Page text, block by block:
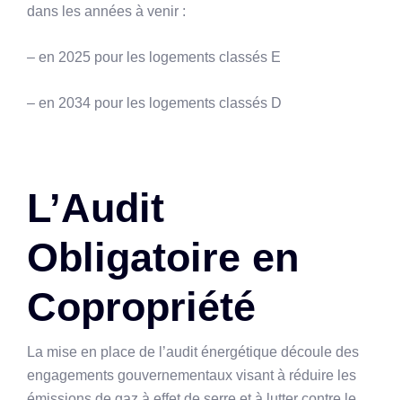
dans les années à venir :
– en 2025 pour les logements classés E
– en 2034 pour les logements classés D
L’Audit
Obligatoire en
Copropriété
La mise en place de l’audit énergétique découle des
engagements gouvernementaux visant à réduire les